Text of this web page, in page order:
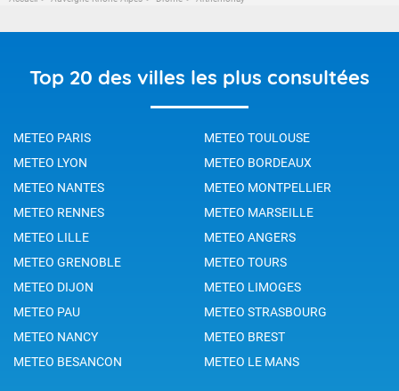
Top 20 des villes les plus consultées
METEO PARIS
METEO TOULOUSE
METEO LYON
METEO BORDEAUX
METEO NANTES
METEO MONTPELLIER
METEO RENNES
METEO MARSEILLE
METEO LILLE
METEO ANGERS
METEO GRENOBLE
METEO TOURS
METEO DIJON
METEO LIMOGES
METEO PAU
METEO STRASBOURG
METEO NANCY
METEO BREST
METEO BESANCON
METEO LE MANS